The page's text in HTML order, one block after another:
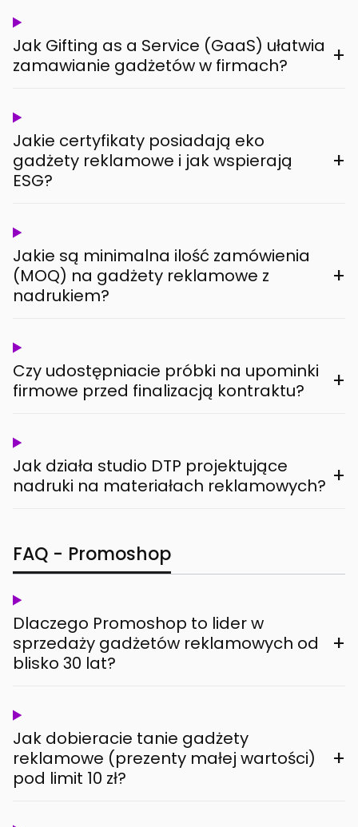
Jak Gifting as a Service (GaaS) ułatwia
zamawianie gadżetów w firmach?
+
Jakie certyfikaty posiadają eko
gadżety reklamowe i jak wspierają
ESG?
+
Jakie są minimalna ilość zamówienia
(MOQ) na gadżety reklamowe z
nadrukiem?
+
Czy udostępniacie próbki na upominki
firmowe przed finalizacją kontraktu?
+
Jak działa studio DTP projektujące
nadruki na materiałach reklamowych? +
FAQ - Promoshop
Dlaczego Promoshop to lider w
sprzedaży gadżetów reklamowych od
blisko 30 lat?
+
Jak dobieracie tanie gadżety
reklamowe (prezenty małej wartości)
pod limit 10 zł?
+